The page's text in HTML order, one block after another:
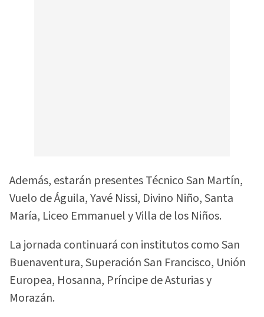
Además, estarán presentes Técnico San Martín,
Vuelo de Águila, Yavé Nissi, Divino Niño, Santa
María, Liceo Emmanuel y Villa de los Niños.
La jornada continuará con institutos como San
Buenaventura, Superación San Francisco, Unión
Europea, Hosanna, Príncipe de Asturias y
Morazán.